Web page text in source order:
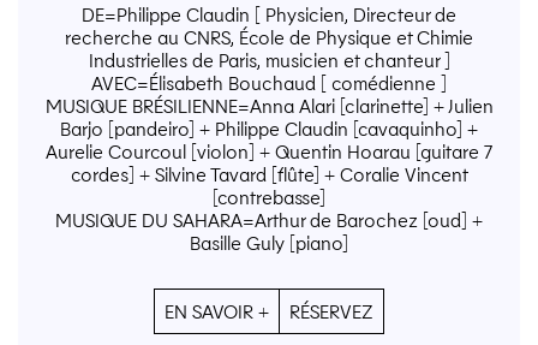
DE=Philippe Claudin [ Physicien, Directeur de
recherche au CNRS, École de Physique et Chimie
Industrielles de Paris, musicien et chanteur ]
AVEC=Élisabeth Bouchaud [ comédienne ]
MUSIQUE BRÉSILIENNE=Anna Alari [clarinette] + Julien
Barjo [pandeiro] + Philippe Claudin [cavaquinho] +
Aurelie Courcoul [violon] + Quentin Hoarau [guitare 7
cordes] + Silvine Tavard [flûte] + Coralie Vincent
[contrebasse]
MUSIQUE DU SAHARA=Arthur de Barochez [oud] +
Basille Guly [piano]
EN SAVOIR + RÉSERVEZ